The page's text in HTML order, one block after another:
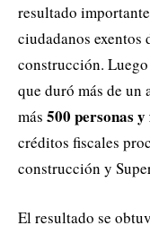
resultado
ciudadanos
construcción.
que duró más de
más 500 personas
créditos fiscales
construcción y
El resultado se